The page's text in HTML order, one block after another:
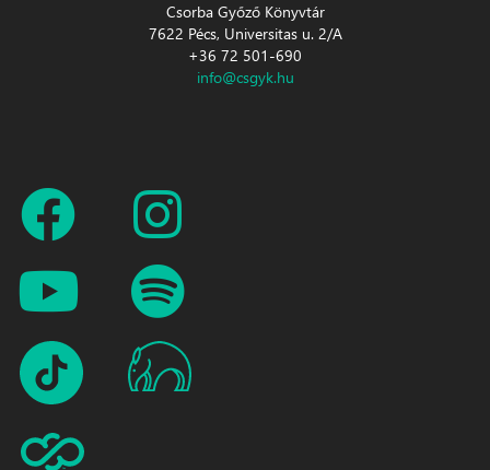
Csorba Győző Könyvtár
7622 Pécs, Universitas u. 2/A
+36 72 501-690
info@csgyk.hu